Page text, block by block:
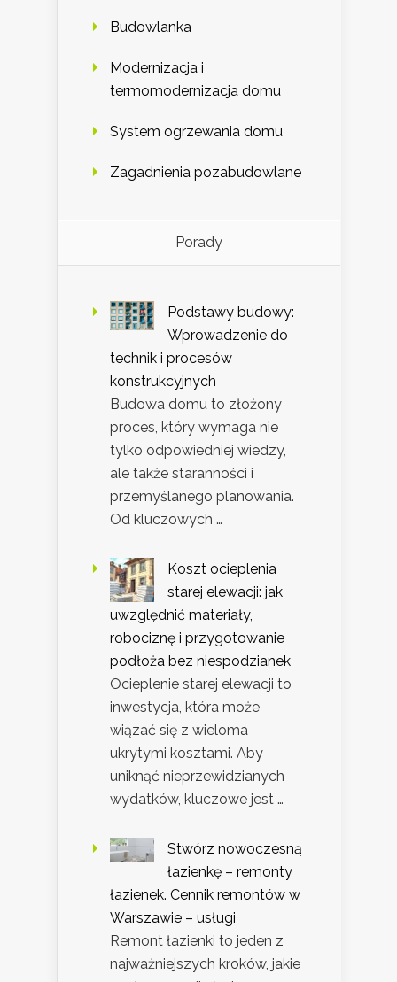
Budowlanka
Modernizacja i
termomodernizacja domu
System ogrzewania domu
Zagadnienia pozabudowlane
Porady
Podstawy budowy:
Wprowadzenie do
technik i procesów
konstrukcyjnych
Budowa domu to złożony
proces, który wymaga nie
tylko odpowiedniej wiedzy,
ale także staranności i
przemyślanego planowania.
Od kluczowych …
Koszt ocieplenia
starej elewacji: jak
uwzględnić materiały,
robociznę i przygotowanie
podłoża bez niespodzianek
Ocieplenie starej elewacji to
inwestycja, która może
wiązać się z wieloma
ukrytymi kosztami. Aby
uniknąć nieprzewidzianych
wydatków, kluczowe jest …
Stwórz nowoczesną
łazienkę – remonty
łazienek. Cennik remontów w
Warszawie – usługi
Remont łazienki to jeden z
najważniejszych kroków, jakie